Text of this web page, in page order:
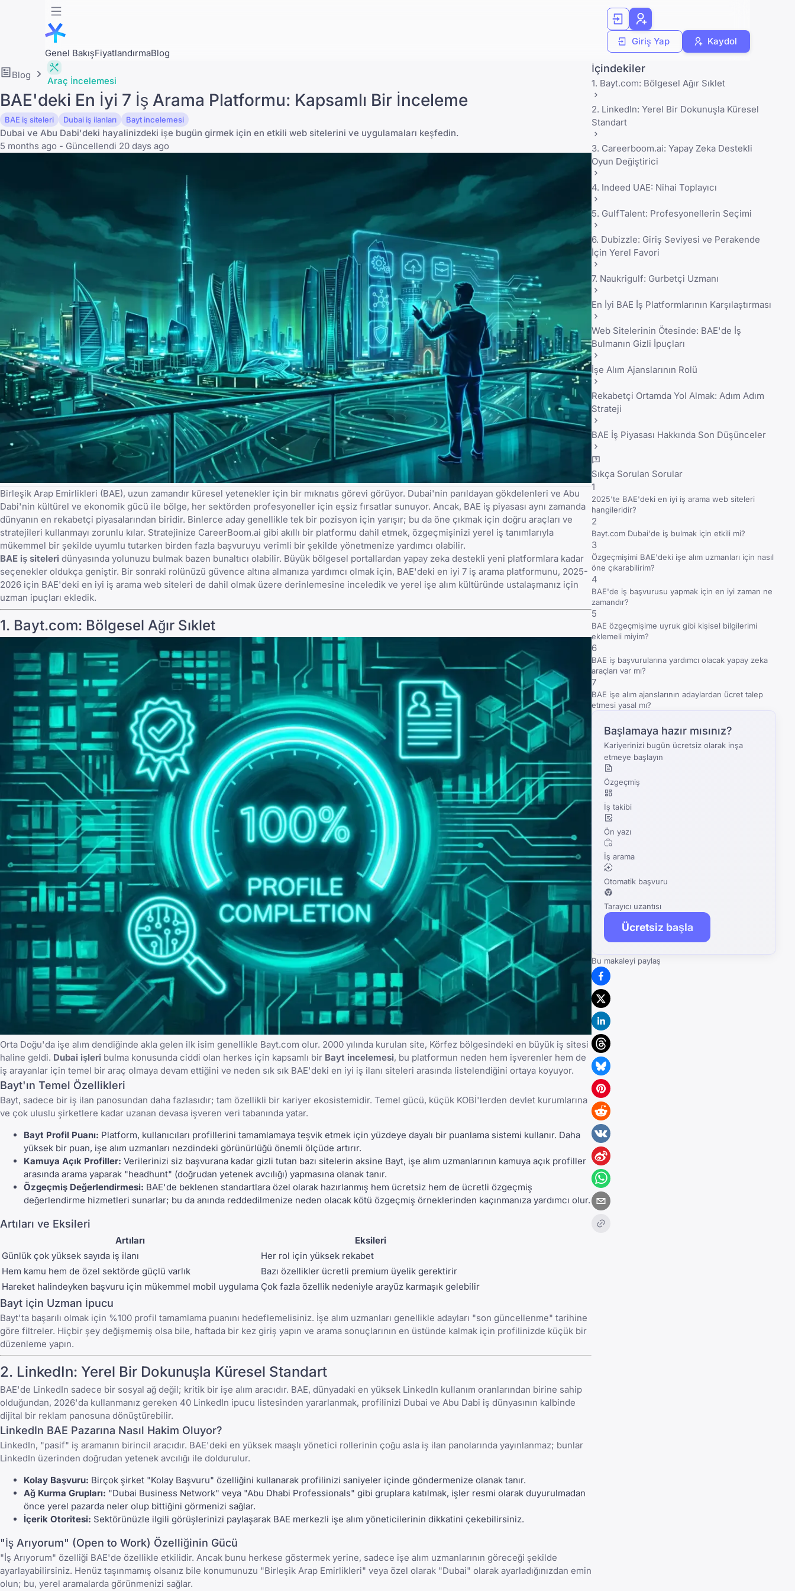
Genel BakışFiyatlandırmaBlog
Giriş Yap Kaydol
Blog
Araç İncelemesi
BAE'deki En İyi 7 İş Arama Platformu: Kapsamlı Bir İnceleme
BAE iş siteleri Dubai iş ilanları Bayt incelemesi
Dubai ve Abu Dabi'deki hayalinizdeki işe bugün girmek için en etkili web sitelerini ve uygulamaları keşfedin.
5 months ago - Güncellendi 20 days ago
Birleşik Arap Emirlikleri (BAE), uzun zamandır küresel yetenekler için bir mıknatıs görevi görüyor. Dubai'nin parıldayan gökdelenleri ve Abu
Dabi'nin kültürel ve ekonomik gücü ile bölge, her sektörden profesyoneller için eşsiz fırsatlar sunuyor. Ancak, BAE iş piyasası aynı zamanda
dünyanın en rekabetçi piyasalarından biridir. Binlerce aday genellikle tek bir pozisyon için yarışır; bu da öne çıkmak için doğru araçları ve
stratejileri kullanmayı zorunlu kılar. Stratejinize CareerBoom.ai gibi akıllı bir platformu dahil etmek, özgeçmişinizi yerel iş tanımlarıyla
mükemmel bir şekilde uyumlu tutarken birden fazla başvuruyu verimli bir şekilde yönetmenize yardımcı olabilir.
BAE iş siteleri dünyasında yolunuzu bulmak bazen bunaltıcı olabilir. Büyük bölgesel portallardan yapay zeka destekli yeni platformlara kadar
seçenekler oldukça geniştir. Bir sonraki rolünüzü güvence altına almanıza yardımcı olmak için, BAE'deki en iyi 7 iş arama platformunu, 2025-
2026 için BAE'deki en iyi iş arama web siteleri de dahil olmak üzere derinlemesine inceledik ve yerel işe alım kültüründe ustalaşmanız için
uzman ipuçları ekledik.
1. Bayt.com: Bölgesel Ağır Sıklet
Orta Doğu'da işe alım dendiğinde akla gelen ilk isim genellikle Bayt.com olur. 2000 yılında kurulan site, Körfez bölgesindeki en büyük iş sitesi
haline geldi. Dubai işleri bulma konusunda ciddi olan herkes için kapsamlı bir Bayt incelemesi, bu platformun neden hem işverenler hem de
iş arayanlar için temel bir araç olmaya devam ettiğini ve neden sık sık BAE'deki en iyi iş ilanı siteleri arasında listelendiğini ortaya koyuyor.
Bayt'ın Temel Özellikleri
Bayt, sadece bir iş ilan panosundan daha fazlasıdır; tam özellikli bir kariyer ekosistemidir. Temel gücü, küçük KOBİ'lerden devlet kurumlarına
ve çok uluslu şirketlere kadar uzanan devasa işveren veri tabanında yatar.
Bayt Profil Puanı: Platform, kullanıcıları profillerini tamamlamaya teşvik etmek için yüzdeye dayalı bir puanlama sistemi kullanır. Daha
yüksek bir puan, işe alım uzmanları nezdindeki görünürlüğü önemli ölçüde artırır.
Kamuya Açık Profiller: Verilerinizi siz başvurana kadar gizli tutan bazı sitelerin aksine Bayt, işe alım uzmanlarının kamuya açık profiller
arasında arama yaparak "headhunt" (doğrudan yetenek avcılığı) yapmasına olanak tanır.
Özgeçmiş Değerlendirmesi: BAE'de beklenen standartlara özel olarak hazırlanmış hem ücretsiz hem de ücretli özgeçmiş
değerlendirme hizmetleri sunarlar; bu da anında reddedilmenize neden olacak kötü özgeçmiş örneklerinden kaçınmanıza yardımcı olur.
Artıları ve Eksileri
Artıları
Eksileri
Günlük çok yüksek sayıda iş ilanı
Her rol için yüksek rekabet
Hem kamu hem de özel sektörde güçlü varlık
Bazı özellikler ücretli premium üyelik gerektirir
Hareket halindeyken başvuru için mükemmel mobil uygulama Çok fazla özellik nedeniyle arayüz karmaşık gelebilir
Bayt İçin Uzman İpucu
Bayt'ta başarılı olmak için %100 profil tamamlama puanını hedeflemelisiniz. İşe alım uzmanları genellikle adayları "son güncellenme" tarihine
göre filtreler. Hiçbir şey değişmemiş olsa bile, haftada bir kez giriş yapın ve arama sonuçlarının en üstünde kalmak için profilinizde küçük bir
düzenleme yapın.
2. LinkedIn: Yerel Bir Dokunuşla Küresel Standart
BAE'de LinkedIn sadece bir sosyal ağ değil; kritik bir işe alım aracıdır. BAE, dünyadaki en yüksek LinkedIn kullanım oranlarından birine sahip
olduğundan, 2026'da kullanmanız gereken 40 LinkedIn ipucu listesinden yararlanmak, profilinizi Dubai ve Abu Dabi iş dünyasının kalbinde
dijital bir reklam panosuna dönüştürebilir.
LinkedIn BAE Pazarına Nasıl Hakim Oluyor?
LinkedIn, "pasif" iş aramanın birincil aracıdır. BAE'deki en yüksek maaşlı yönetici rollerinin çoğu asla iş ilan panolarında yayınlanmaz; bunlar
LinkedIn üzerinden doğrudan yetenek avcılığı ile doldurulur.
Kolay Başvuru: Birçok şirket "Kolay Başvuru" özelliğini kullanarak profilinizi saniyeler içinde göndermenize olanak tanır.
Ağ Kurma Grupları: "Dubai Business Network" veya "Abu Dhabi Professionals" gibi gruplara katılmak, işler resmi olarak duyurulmadan
önce yerel pazarda neler olup bittiğini görmenizi sağlar.
İçerik Otoritesi: Sektörünüzle ilgili görüşlerinizi paylaşarak BAE merkezli işe alım yöneticilerinin dikkatini çekebilirsiniz.
"İş Arıyorum" (Open to Work) Özelliğinin Gücü
"İş Arıyorum" özelliği BAE'de özellikle etkilidir. Ancak bunu herkese göstermek yerine, sadece işe alım uzmanlarının göreceği şekilde
ayarlayabilirsiniz. Henüz taşınmamış olsanız bile konumunuzu "Birleşik Arap Emirlikleri" veya özel olarak "Dubai" olarak ayarladığınızdan emin
olun; bu, yerel aramalarda görünmenizi sağlar.
İçindekiler
1. Bayt.com: Bölgesel Ağır Sıklet
2. LinkedIn: Yerel Bir Dokunuşla Küresel
Standart
3. Careerboom.ai: Yapay Zeka Destekli
Oyun Değiştirici
4. Indeed UAE: Nihai Toplayıcı
5. GulfTalent: Profesyonellerin Seçimi
6. Dubizzle: Giriş Seviyesi ve Perakende
İçin Yerel Favori
7. Naukrigulf: Gurbetçi Uzmanı
En İyi BAE İş Platformlarının Karşılaştırması
Web Sitelerinin Ötesinde: BAE'de İş
Bulmanın Gizli İpuçları
İşe Alım Ajanslarının Rolü
Rekabetçi Ortamda Yol Almak: Adım Adım
Strateji
BAE İş Piyasası Hakkında Son Düşünceler
Sıkça Sorulan Sorular
1
2025'te BAE'deki en iyi iş arama web siteleri
hangileridir?
2
Bayt.com Dubai'de iş bulmak için etkili mi?
3
Özgeçmişimi BAE'deki işe alım uzmanları için nasıl
öne çıkarabilirim?
4
BAE'de iş başvurusu yapmak için en iyi zaman ne
zamandır?
5
BAE özgeçmişime uyruk gibi kişisel bilgilerimi
eklemeli miyim?
6
BAE iş başvurularına yardımcı olacak yapay zeka
araçları var mı?
7
BAE işe alım ajanslarının adaylardan ücret talep
etmesi yasal mı?
Başlamaya hazır mısınız?
Kariyerinizi bugün ücretsiz olarak inşa
etmeye başlayın
Özgeçmiş
İş takibi
Ön yazı
İş arama
Otomatik başvuru
Tarayıcı uzantısı
Ücretsiz başla
Bu makaleyi paylaş